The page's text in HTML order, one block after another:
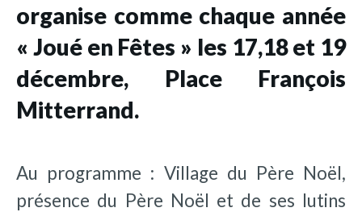
organise comme chaque année
« Joué en Fêtes » les 17,18 et 19
décembre, Place François
Mitterrand.
Au programme : Village du Père Noël,
présence du Père Noël et de ses lutins